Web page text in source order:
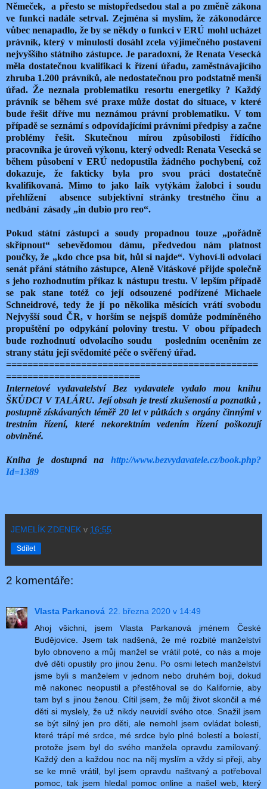
Němeček,
a přesto se místopředsedou stal a po změně zákona
ve funkci nadále setrval. Zejména si myslím, že zákonodárce
vůbec nenapadlo, že by se někdy o funkci v ERÚ mohl ucházet
právník, který v minulosti dosáhl zcela výjimečného postavení
nejvyššího státního zástupce. Je paradoxní, že Renata Vesecká
měla dostatečnou kvalifikaci k řízení úřadu, zaměstnávajícího
zhruba 1.200 právníků, ale nedostatečnou pro podstatně menší
úřad. Že neznala problematiku resortu energetiky ? Každý
právník se během své praxe může dostat do situace, v které
bude řešit dříve mu neznámou právní problematiku. V tom
případě se seznámí s odpovídajícími právními předpisy a začne
problémy řešit. Skutečnou mírou způsobilosti řídícího
pracovníka je úroveň výkonu, který odvedl: Renata Vesecká se
během působení v ERÚ nedopustila žádného pochybení, což
dokazuje, že fakticky byla pro svou práci dostatečně
kvalifikovaná. Mimo to jako laik vytýkám žalobci i soudu
přehlížení
absence subjektivní stránky trestného činu a
nedbání zásady „in dubio pro reo“.
Pokud státní zástupci a soudy propadnou touze „pořádně
skřípnout“ sebevědomou dámu, předvedou nám platnost
poučky, že „kdo chce psa bít, hůl si najde“. Vyhoví-li odvolací
senát přání státního zástupce, Aleně Vitáskové přijde společně
s jeho rozhodnutím příkaz k nástupu trestu. V lepším případě
se pak stane totéž co její odsouzené podřízené Michaele
Schneidrové, tedy že jí po několika měsících vrátí svobodu
Nejvyšší soud ČR, v horším se nejspíš domůže podmíněného
propuštění po odpykání poloviny trestu. V obou případech
bude rozhodnutí odvolacího soudu
posledním oceněním ze
strany státu její svědomité péče o svěřený úřad.
===============================================
=========================
Internetové vydavatelství Bez vydavatele vydalo mou knihu
ŠKŮDCI V TALÁRU. Její obsah je trestí zkušeností a poznatků ,
postupně získávaných téměř 20 let v půtkách s orgány činnými v
trestním řízení, které nekorektním vedením řízení poškozují
obviněné.
Kniha je dostupná na http://www.bezvydavatele.cz/book.php?
Id=1389
JEMELÍK ZDENEK v 16:55
Sdílet
2 komentáře:
Vlasta Parkanová 22. března 2020 v 14:49
Ahoj všichni, jsem Vlasta Parkanová jménem České
Budějovice. Jsem tak nadšená, že mé rozbité manželství
bylo obnoveno a můj manžel se vrátil poté, co nás a moje
dvě děti opustily pro jinou ženu. Po osmi letech manželství
jsme byli s manželem v jednom nebo druhém boji, dokud
mě nakonec neopustil a přestěhoval se do Kalifornie, aby
tam byl s jinou ženou. Cítil jsem, že můj život skončil a mé
děti si myslely, že už nikdy neuvidí svého otce. Snažil jsem
se být silný jen pro děti, ale nemohl jsem ovládat bolesti,
které trápí mé srdce, mé srdce bylo plné bolestí a bolestí,
protože jsem byl do svého manžela opravdu zamilovaný.
Každý den a každou noc na něj myslím a vždy si přeji, aby
se ke mně vrátil, byl jsem opravdu naštvaný a potřeboval
pomoc, tak jsem hledal pomoc online a našel web, který